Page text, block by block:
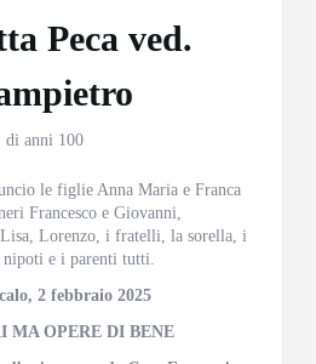
Peca ved.
di anni 100
le figlie Anna Maria e Franca
Francesco e Giovanni,
Lorenzo, i fratelli, la sorella, i
e i parenti tutti.
2 febbraio 2025
MA OPERE DI BENE